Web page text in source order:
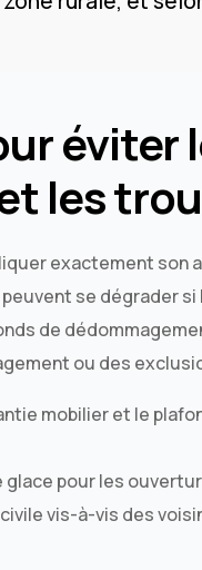
éviter
les
exactement son
se dégrader
de
ou des
mobilier et le
pour les
vis-à-vis des